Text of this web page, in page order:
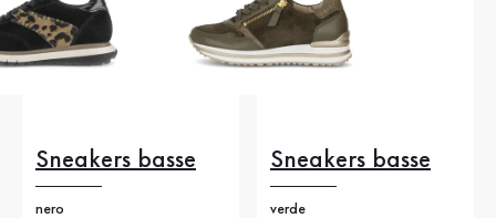
Sneakers basse
nero
Sneakers basse
verde